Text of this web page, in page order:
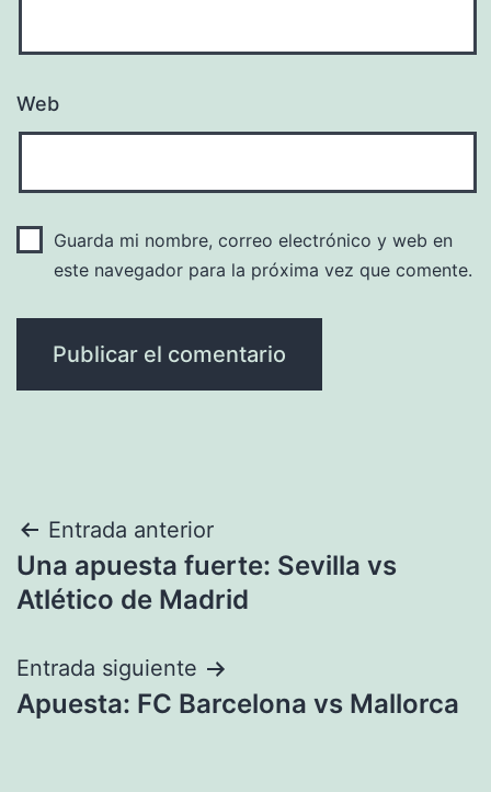
Web
Guarda mi nombre, correo electrónico y web en
este navegador para la próxima vez que comente.
Navegación
de
Entrada anterior
Una apuesta fuerte: Sevilla vs
Atlético de Madrid
Entrada siguiente
Apuesta: FC Barcelona vs Mallorca